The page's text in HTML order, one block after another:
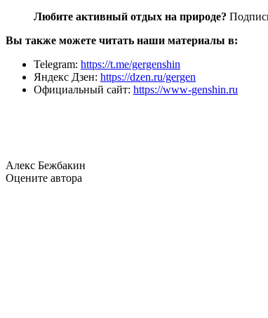
Любите активный отдых на природе?
Вы также можете читать наши материалы в:
Telegram: https://t.me/gergenshin
Яндекс Дзен: https://dzen.ru/gergen
Официальный сайт: https://www-genshin.ru
Алекс Бежбакин
Оцените автора